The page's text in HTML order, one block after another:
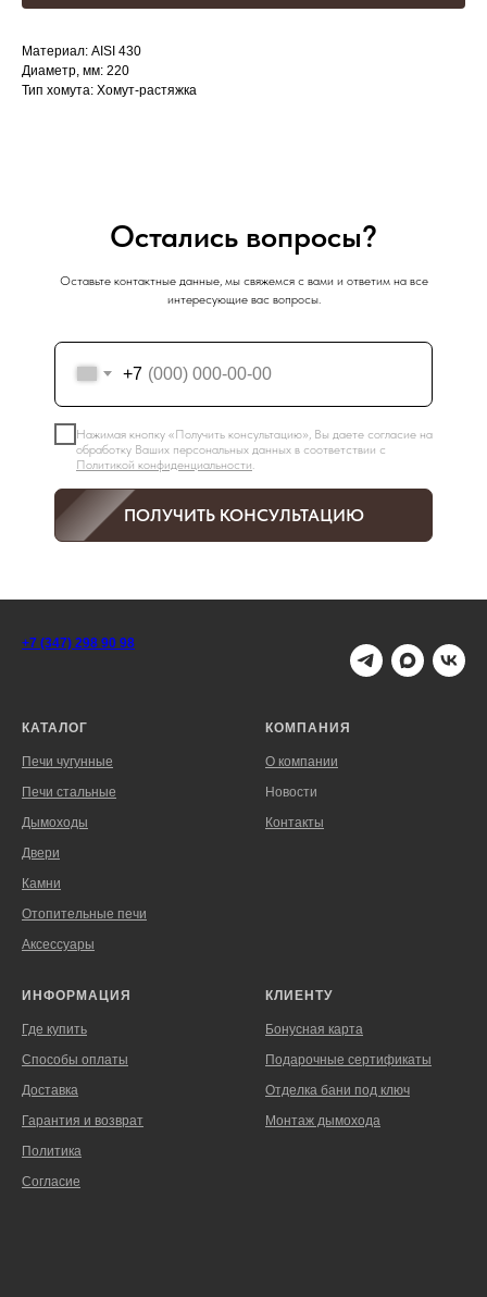
Материал: AISI 430
Диаметр, мм: 220
Тип хомута: Хомут-растяжка
Остались вопросы?
Оставьте контактные данные, мы свяжемся с вами и ответим на все
интересующие вас вопросы.
+7
Нажимая кнопку «Получить консультацию», Вы даете согласие на
обработку Ваших персональных данных в соответствии с
Политикой конфиденциальности
ПОЛУЧИТЬ КОНСУЛЬТАЦИЮ
+7 (347) 298 90 98
КАТАЛОГ
Печи чугунные
Печи стальные
Дымоходы
Двери
Камни
Отопительные печи
Аксессуары
КОМПАНИЯ
О компании
Новости
Контакты
ИНФОРМАЦИЯ
Где купить
Способы оплаты
Доставка
Гарантия и возврат
Политика
Согласие
КЛИЕНТУ
Бонусная карта
Подарочные сертификаты
Отделка бани под ключ
Монтаж дымохода